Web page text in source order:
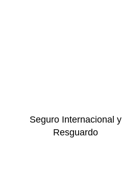
Seguro Internacional y
Resguardo